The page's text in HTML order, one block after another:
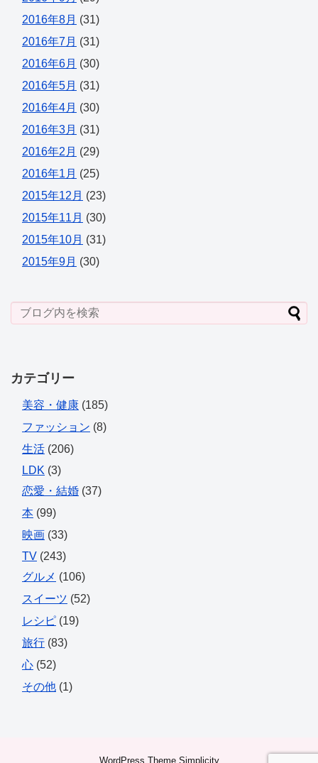
2016年8月 (31)
2016年7月 (31)
2016年6月 (30)
2016年5月 (31)
2016年4月 (30)
2016年3月 (31)
2016年2月 (29)
2016年1月 (25)
2015年12月 (23)
2015年11月 (30)
2015年10月 (31)
2015年9月 (30)
カテゴリー
美容・健康 (185)
ファッション (8)
生活 (206)
LDK (3)
恋愛・結婚 (37)
本 (99)
映画 (33)
TV (243)
グルメ (106)
スイーツ (52)
レシピ (19)
旅行 (83)
心 (52)
その他 (1)
WordPress Theme Simplicity